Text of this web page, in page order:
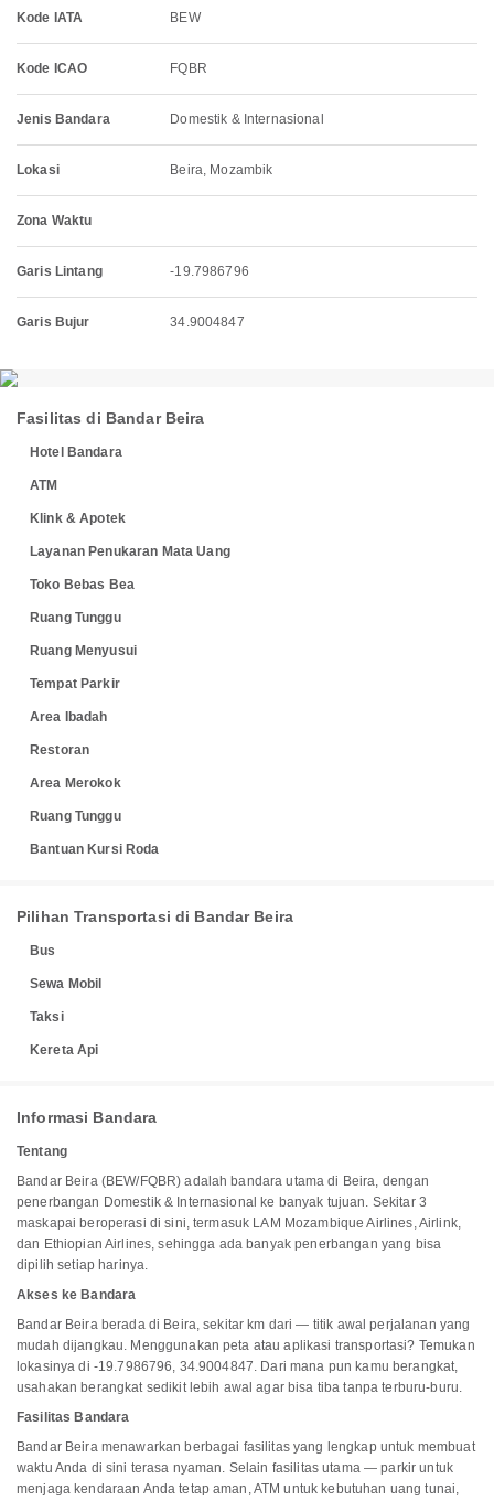
Kode IATA BEW
Kode ICAO FQBR
Jenis Bandara Domestik & Internasional
Lokasi Beira, Mozambik
Zona Waktu
Garis Lintang -19.7986796
Garis Bujur 34.9004847
Fasilitas di Bandar Beira
Hotel Bandara
ATM
Klink & Apotek
Layanan Penukaran Mata Uang
Toko Bebas Bea
Ruang Tunggu
Ruang Menyusui
Tempat Parkir
Area Ibadah
Restoran
Area Merokok
Ruang Tunggu
Bantuan Kursi Roda
Pilihan Transportasi di Bandar Beira
Bus
Sewa Mobil
Taksi
Kereta Api
Informasi Bandara
Tentang
Bandar Beira (BEW/FQBR) adalah bandara utama di Beira, dengan
penerbangan Domestik & Internasional ke banyak tujuan. Sekitar 3
maskapai beroperasi di sini, termasuk LAM Mozambique Airlines, Airlink,
dan Ethiopian Airlines, sehingga ada banyak penerbangan yang bisa
dipilih setiap harinya.
Akses ke Bandara
Bandar Beira berada di Beira, sekitar km dari — titik awal perjalanan yang
mudah dijangkau. Menggunakan peta atau aplikasi transportasi? Temukan
lokasinya di -19.7986796, 34.9004847. Dari mana pun kamu berangkat,
usahakan berangkat sedikit lebih awal agar bisa tiba tanpa terburu-buru.
Fasilitas Bandara
Bandar Beira menawarkan berbagai fasilitas yang lengkap untuk membuat
waktu Anda di sini terasa nyaman. Selain fasilitas utama — parkir untuk
menjaga kendaraan Anda tetap aman, ATM untuk kebutuhan uang tunai,